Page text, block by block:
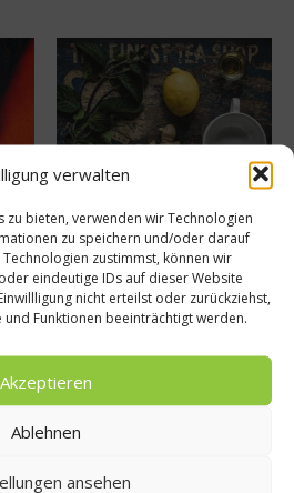
verwalten
zu bieten, verwenden wir Technologien
zu speichern und/oder darauf
zustimmst, können wir
eindeutige IDs auf dieser Website
nicht erteilst oder zurückziehst,
Funktionen beeinträchtigt werden.
Akzeptieren
Ablehnen
ansehen
Erkältungen abwehren
20. September 2024